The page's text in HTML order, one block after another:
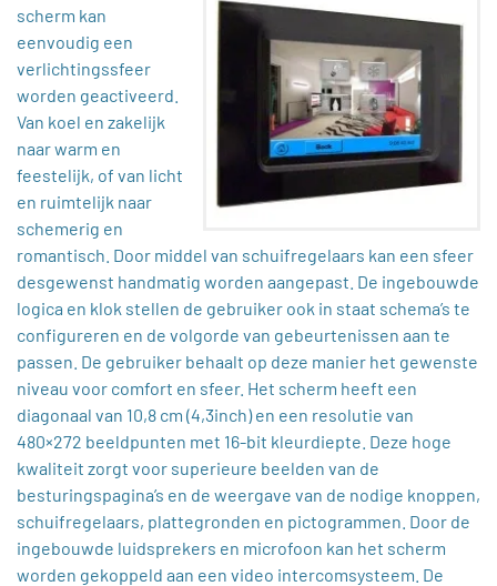
scherm kan
eenvoudig een
verlichtingssfeer
worden geactiveerd.
Van koel en zakelijk
naar warm en
feestelijk, of van licht
en ruimtelijk naar
schemerig en
romantisch. Door middel van schuifregelaars kan een sfeer
desgewenst handmatig worden aangepast. De ingebouwde
logica en klok stellen de gebruiker ook in staat schema’s te
configureren en de volgorde van gebeurtenissen aan te
passen. De gebruiker behaalt op deze manier het gewenste
niveau voor comfort en sfeer. Het scherm heeft een
diagonaal van 10,8 cm (4,3inch) en een resolutie van
480×272 beeldpunten met 16-bit kleurdiepte. Deze hoge
kwaliteit zorgt voor superieure beelden van de
besturingspagina’s en de weergave van de nodige knoppen,
schuifregelaars, plattegronden en pictogrammen. Door de
ingebouwde luidsprekers en microfoon kan het scherm
worden gekoppeld aan een video intercomsysteem. De